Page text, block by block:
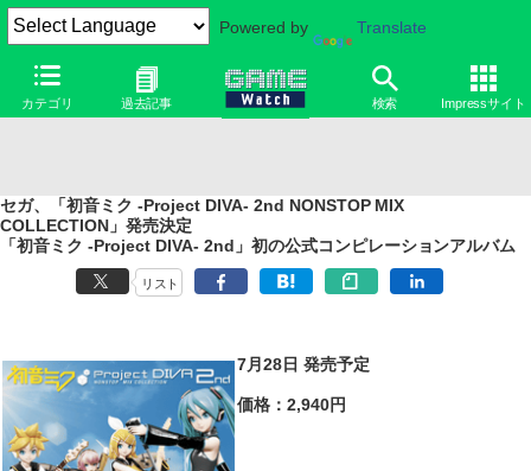
Powered by Translate
カテゴリ 過去記事 検索 Impressサイト
セガ、「初音ミク -Project DIVA- 2nd NONSTOP MIX
COLLECTION」発売決定
「初音ミク -Project DIVA- 2nd」初の公式コンピレーションアルバム
リスト
7月28日 発売予定
価格：2,940円